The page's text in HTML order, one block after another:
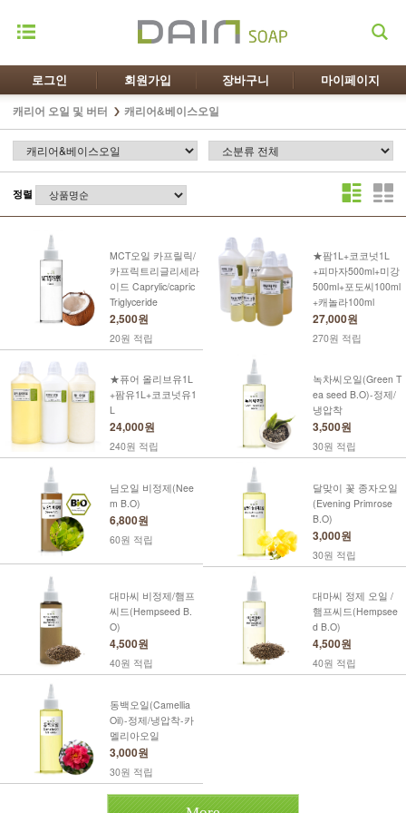
로그인 회원가입 장바구니 마이페이지
캐리어 오일 및 버터 캐리어&베이스오일
정렬
MCT오일 카프릴릭/
카프릭트리글리세라
이드 Caprylic/capric
Triglyceride
2,500원
20원 적립
★팜1L+코코넛1L
+피마자500ml+미강
500ml+포도씨100ml
+캐놀라100ml
27,000원
270원 적립
★퓨어 올리브유1L
+팜유1L+코코넛유1
L
24,000원
240원 적립
녹차씨오일(Green T
ea seed B.O)-정제/
냉압착
3,500원
30원 적립
님오일 비정제(Nee
m B.O)
6,800원
60원 적립
달맞이 꽃 종자오일
(Evening Primrose
B.O)
3,000원
30원 적립
대마씨 비정제/햄프
씨드(Hempseed B.
O)
4,500원
40원 적립
대마씨 정제 오일 /
햄프씨드(Hempsee
d B.O)
4,500원
40원 적립
동백오일(Camellia
Oil)-정제/냉압착-카
멜리아오일
3,000원
30원 적립